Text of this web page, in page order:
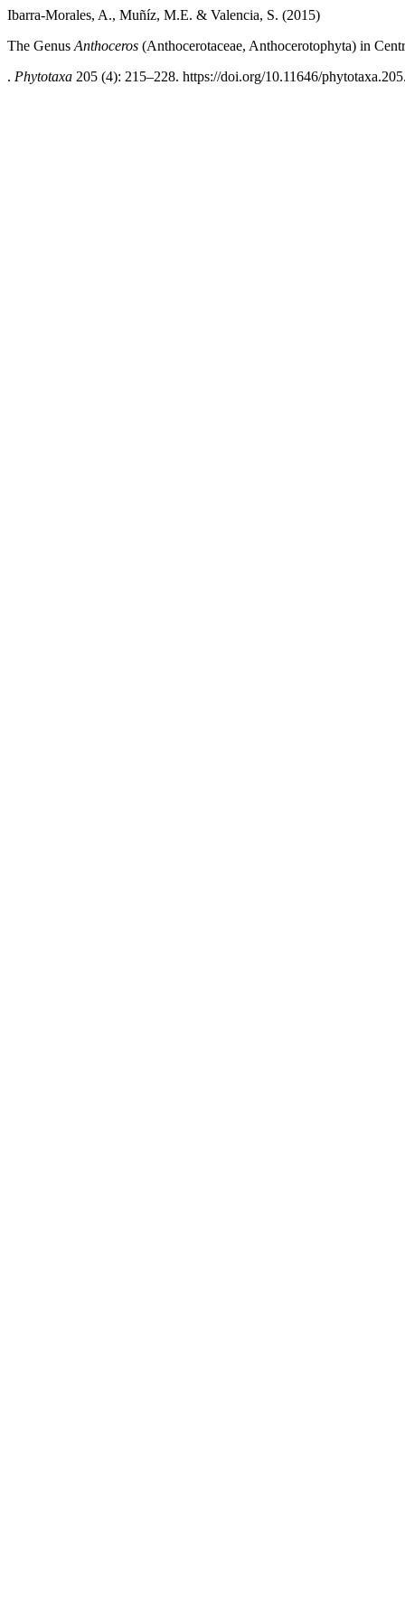
Ibarra-Morales, A., Muñíz, M.E. & Valencia, S. (2015)
The Genus Anthoceros (Anthocerotaceae, Anthocerotophyta) in
. Phytotaxa 205 (4): 215–228. https://doi.org/10.11646/